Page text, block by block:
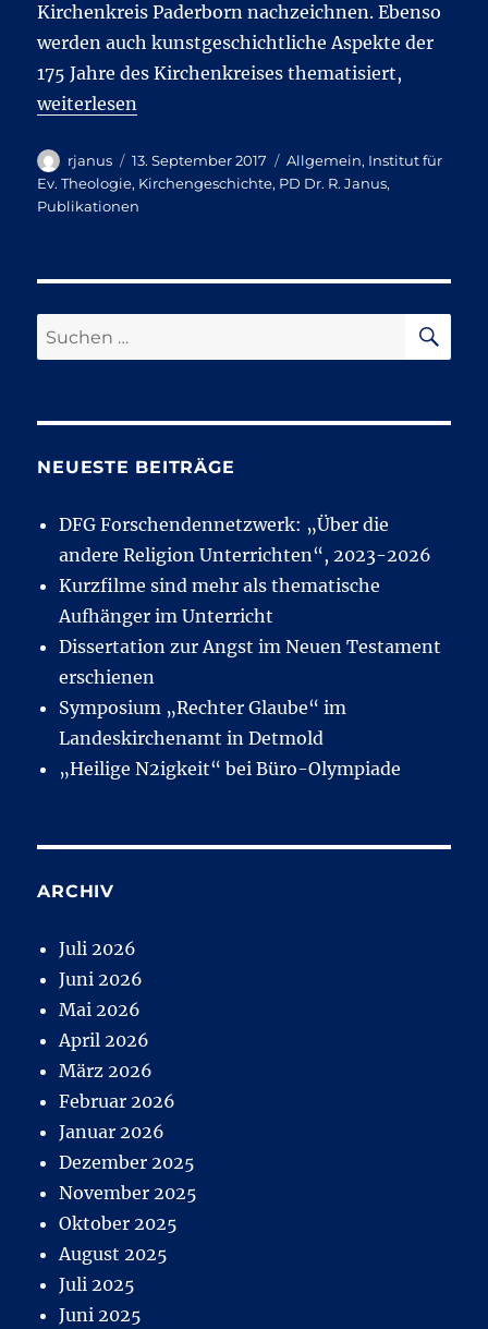
Kirchenkreis Paderborn nachzeichnen. Ebenso
werden auch kunstgeschichtliche Aspekte der
175 Jahre des Kirchenkreises thematisiert,
„Band zum Kirchenkreis-Jubiläum erschienen“
weiterlesen
Autor
rjanus
Veröffentlicht
am
13. September 2017 Kategorien
Allgemein, Institut für
Ev. Theologie, Kirchengeschichte, PD Dr. R. Janus,
Publikationen
Suchen
nach:
NEUESTE BEITRÄGE
DFG Forschendennetzwerk: „Über die
andere Religion Unterrichten“, 2023-2026
Kurzfilme sind mehr als thematische
Aufhänger im Unterricht
Dissertation zur Angst im Neuen Testament
erschienen
Symposium „Rechter Glaube“ im
Landeskirchenamt in Detmold
„Heilige N2igkeit“ bei Büro-Olympiade
ARCHIV
Juli 2026
Juni 2026
Mai 2026
April 2026
März 2026
Februar 2026
Januar 2026
Dezember 2025
November 2025
Oktober 2025
August 2025
Juli 2025
Juni 2025